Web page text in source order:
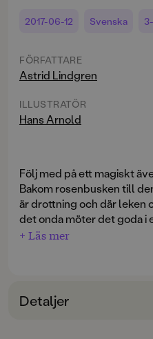
2017-06-12 Svenska
FÖRFATTARE
Astrid Lindgren
ILLUSTRATÖR
Hans Arnold
Följ med på ett magiskt
Bakom rosenbusken till
är drottning och där leken
det onda möter det goda i
En sagolik målarbok
Nu ska jag berätta en
Jag har en tvillingsyster.
+ Läs mer
Detaljer